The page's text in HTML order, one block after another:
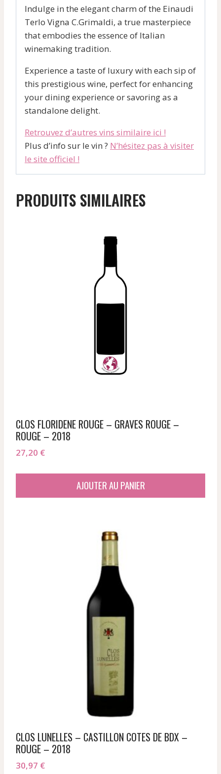
Indulge in the elegant charm of the Einaudi
Terlo Vigna C.Grimaldi, a true masterpiece
that embodies the essence of Italian
winemaking tradition.
Experience a taste of luxury with each sip of
this prestigious wine, perfect for enhancing
your dining experience or savoring as a
standalone delight.
Retrouvez d’autres vins similaire ici !
Plus d’info sur le vin ? N’hésitez pas à visiter
le site officiel !
PRODUITS SIMILAIRES
CLOS FLORIDENE ROUGE – GRAVES ROUGE –
ROUGE – 2018
27,20 €
AJOUTER AU PANIER
CLOS LUNELLES – CASTILLON COTES DE BDX –
ROUGE – 2018
30,97 €